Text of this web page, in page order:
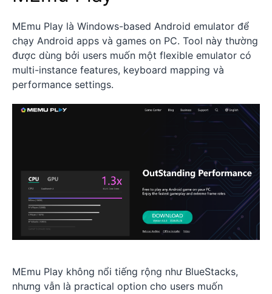
MEmu Play là Windows-based Android emulator để
chạy Android apps và games on PC. Tool này thường
được dùng bởi users muốn một flexible emulator có
multi-instance features, keyboard mapping và
performance settings.
MEmu Play không nổi tiếng rộng như BlueStacks,
nhưng vẫn là practical option cho users muốn